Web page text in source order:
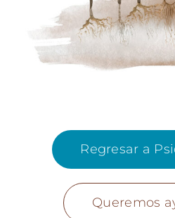
Regresar a
Queremos